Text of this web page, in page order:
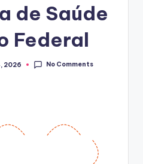
de Saúde
Federal
2026 No Comments